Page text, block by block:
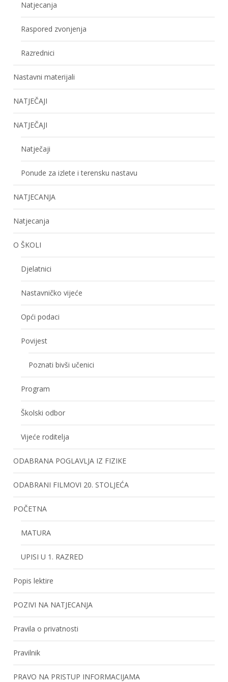
Natjecanja
Raspored zvonjenja
Razrednici
Nastavni materijali
NATJEČAJI
NATJEČAJI
Natječaji
Ponude za izlete i terensku nastavu
NATJECANJA
Natjecanja
O ŠKOLI
Djelatnici
Nastavničko vijeće
Opći podaci
Povijest
Poznati bivši učenici
Program
Školski odbor
Vijeće roditelja
ODABRANA POGLAVLJA IZ FIZIKE
ODABRANI FILMOVI 20. STOLJEĆA
POČETNA
MATURA
UPISI U 1. RAZRED
Popis lektire
POZIVI NA NATJECANJA
Pravila o privatnosti
Pravilnik
PRAVO NA PRISTUP INFORMACIJAMA